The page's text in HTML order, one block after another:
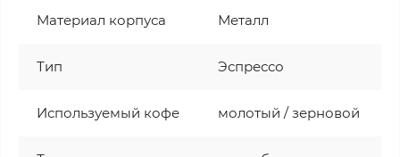
Материал корпуса Металл
Тип Эспрессо
Используемый кофе молотый / зерновой